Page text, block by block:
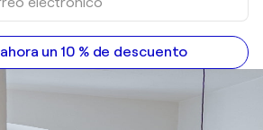
un 10 % de descuento